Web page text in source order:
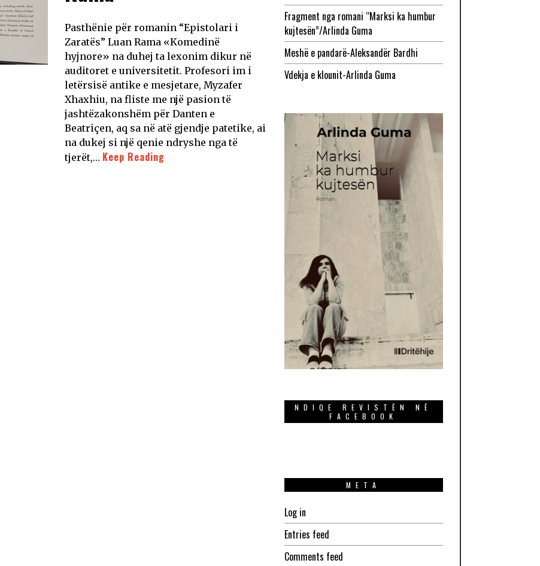
Pasthënie për romanin “Epistolari i
Zaratës” Luan Rama «Komedinë
hyjnore» na duhej ta lexonim dikur në
auditoret e universitetit. Profesori im i
letërsisë antike e mesjetare, Myzafer
Xhaxhiu, na fliste me një pasion të
jashtëzakonshëm për Danten e
Beatriçen, aq sa në atë gjendje patetike, ai
na dukej si një qenie ndryshe nga të
tjerët,… Keep Reading
Fragment nga romani “Marksi ka humbur
kujtesën”/Arlinda Guma
Meshë e pandarë-Aleksandër Bardhi
Vdekja e klounit-Arlinda Guma
NDIQE REVISTËN NË
FACEBOOK
META
Log in
Entries feed
Comments feed